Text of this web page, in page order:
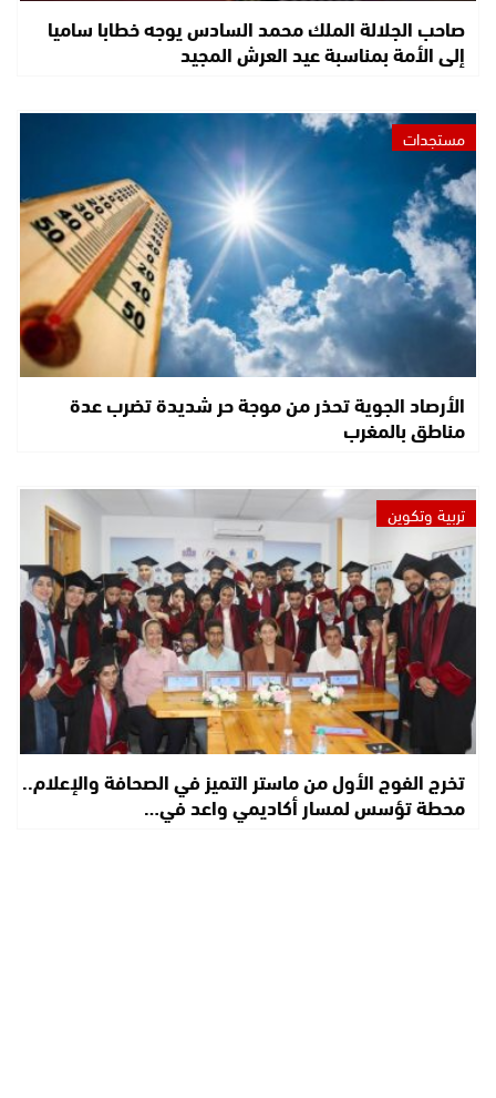
صاحب الجلالة الملك محمد السادس يوجه خطابا ساميا
إلى الأمة بمناسبة عيد العرش المجيد
مستجدات
الأرصاد الجوية تحذر من موجة حر شديدة تضرب عدة
مناطق بالمغرب
تربية وتكوين
تخرج الفوج الأول من ماستر التميز في الصحافة والإعلام..
محطة تؤسس لمسار أكاديمي واعد في…